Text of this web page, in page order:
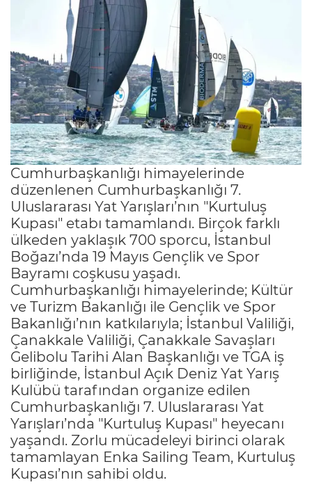
Cumhurbaşkanlığı himayelerinde
düzenlenen Cumhurbaşkanlığı 7.
Uluslararası Yat Yarışları’nın "Kurtuluş
Kupası" etabı tamamlandı. Birçok farklı
ülkeden yaklaşık 700 sporcu, İstanbul
Boğazı’nda 19 Mayıs Gençlik ve Spor
Bayramı coşkusu yaşadı.
Cumhurbaşkanlığı himayelerinde; Kültür
ve Turizm Bakanlığı ile Gençlik ve Spor
Bakanlığı’nın katkılarıyla; İstanbul Valiliği,
Çanakkale Valiliği, Çanakkale Savaşları
Gelibolu Tarihi Alan Başkanlığı ve TGA iş
birliğinde, İstanbul Açık Deniz Yat Yarış
Kulübü tarafından organize edilen
Cumhurbaşkanlığı 7. Uluslararası Yat
Yarışları’nda "Kurtuluş Kupası" heyecanı
yaşandı. Zorlu mücadeleyi birinci olarak
tamamlayan Enka Sailing Team, Kurtuluş
Kupası’nın sahibi oldu.